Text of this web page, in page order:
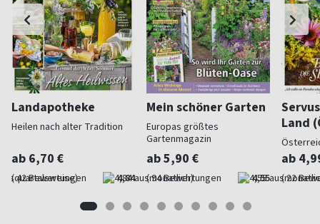
Landapotheke
Heilen nach alter Tradition
ab 6,70 €
(quartalsweise) 4,84
Mein schöner Garten
Europas größtes
Gartenmagazin
ab 5,90 €
(monatlich) 4,55
Land
ab